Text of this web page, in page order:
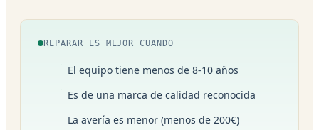
REPARAR ES MEJOR CUANDO
El equipo tiene menos de 8-10 años
Es de una marca de calidad reconocida
La avería es menor (menos de 200€)